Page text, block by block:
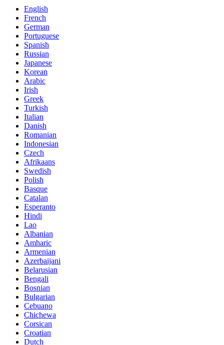
English
French
German
Portuguese
Spanish
Russian
Japanese
Korean
Arabic
Irish
Greek
Turkish
Italian
Danish
Romanian
Indonesian
Czech
Afrikaans
Swedish
Polish
Basque
Catalan
Esperanto
Hindi
Lao
Albanian
Amharic
Armenian
Azerbaijani
Belarusian
Bengali
Bosnian
Bulgarian
Cebuano
Chichewa
Corsican
Croatian
Dutch